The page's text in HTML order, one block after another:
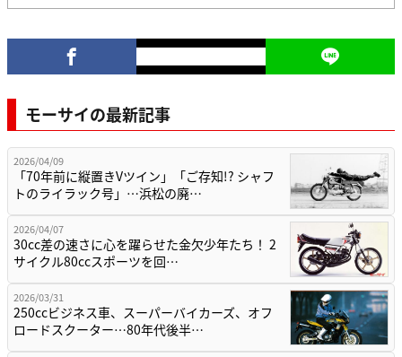
モーサイの最新記事
2026/04/09
「70年前に縦置きVツイン」「ご存知!? シャフ
トのライラック号」…浜松の廃…
2026/04/07
30cc差の速さに心を躍らせた金欠少年たち！ 2
サイクル80ccスポーツを回…
2026/03/31
250ccビジネス車、スーパーバイカーズ、オフ
ロードスクーター…80年代後半…